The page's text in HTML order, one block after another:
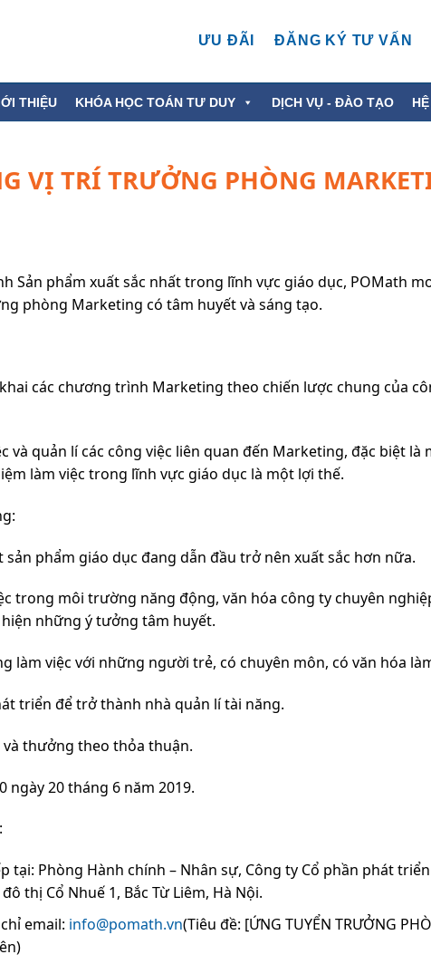
ƯU ĐÃI ĐĂNG KÝ TƯ VẤN
THIỆU KHÓA HỌC TOÁN TƯ DUY DỊCH VỤ - ĐÀO TẠO
VỊ TRÍ TRƯỞNG PHÒNG
Sản phẩm xuất sắc nhất trong lĩnh vực giáo dục, POMath
phòng Marketing có tâm huyết và sáng tạo.
các chương trình Marketing theo chiến lược chung của
và quản lí các công việc liên quan đến Marketing, đặc biệt
làm việc trong lĩnh vực giáo dục là một lợi thế.
sản phẩm giáo dục đang dẫn đầu trở nên xuất sắc hơn nữa.
trong môi trường năng động, văn hóa công ty chuyên
những ý tưởng tâm huyết.
làm việc với những người trẻ, có chuyên môn, có văn hóa
triển để trở thành nhà quản lí tài năng.
thưởng theo thỏa thuận.
ngày 20 tháng 6 năm 2019.
tại: Phòng Hành chính – Nhân sự, Công ty Cổ phần phát
thị Cổ Nhuế 1, Bắc Từ Liêm, Hà Nội.
email: info@pomath.vn(Tiêu đề: [ỨNG TUYỂN TRƯỞNG